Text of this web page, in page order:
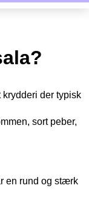
der typisk
sort peber,
en rund og stærk